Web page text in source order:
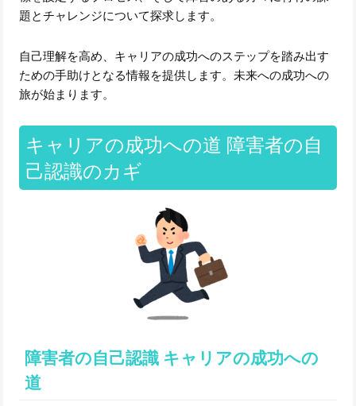
題とチャレンジについて探求します。
自己理解を高め、キャリアの成功へのステップを踏み出す
ための手助けとなる情報を提供します。未来への成功への
旅が始まります。
キャリアの成功への道 障害者の自
己認識のカギ
障害者の自己認識 キャリアの成功への
道